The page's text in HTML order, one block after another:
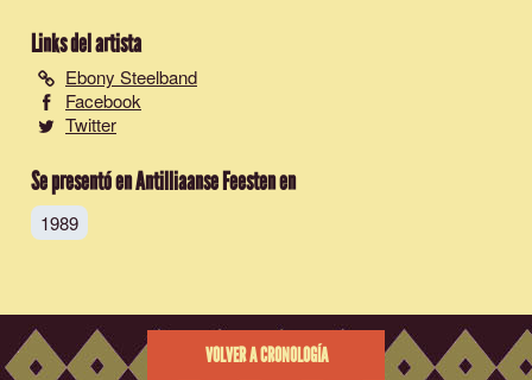
Links del artista
Ebony Steelband
Facebook
Twitter
Se presentó en Antilliaanse Feesten en
1989
VOLVER A CRONOLOGÍA